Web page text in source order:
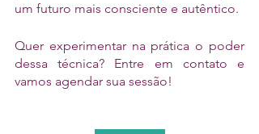
um futuro mais consciente e autêntico.
Quer experimentar na prática o poder
dessa técnica? Entre em contato e
vamos agendar sua sessão!